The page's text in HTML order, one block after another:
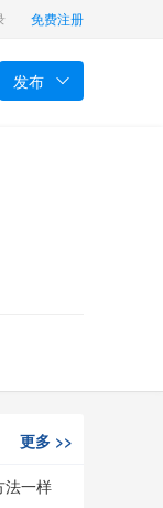
免费注册
发布
更多>>
法一样